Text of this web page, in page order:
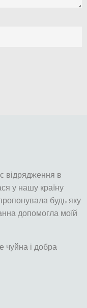
відрядження в
у нашу країну
будь яку
допомогла моїй
чуйна і добра